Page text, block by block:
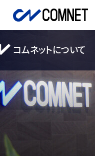
コムネットについて